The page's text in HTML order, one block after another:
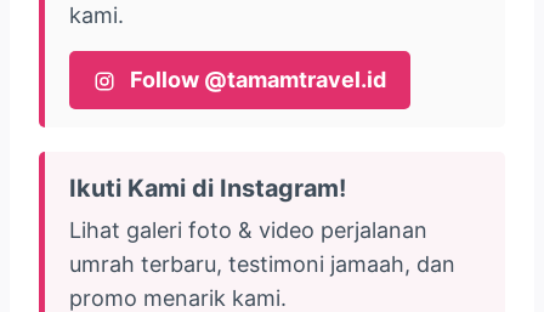
kami.
Follow @tamamtravel.id
Ikuti Kami di Instagram!
Lihat galeri foto & video perjalanan
umrah terbaru, testimoni jamaah, dan
promo menarik kami.